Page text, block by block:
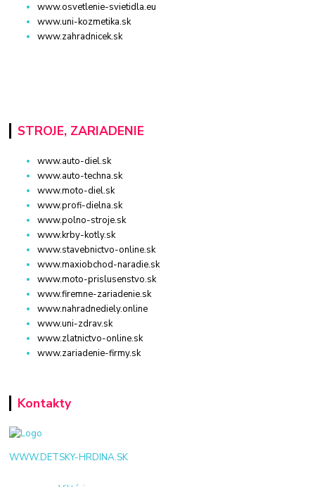
www.osvetlenie-svietidla.eu
www.uni-kozmetika.sk
www.zahradnicek.sk
STROJE, ZARIADENIE
www.auto-diel.sk
www.auto-techna.sk
www.moto-diel.sk
www.profi-dielna.sk
www.polno-stroje.sk
www.krby-kotly.sk
www.stavebnictvo-online.sk
www.maxiobchod-naradie.sk
www.moto-prislusenstvo.sk
www.firemne-zariadenie.sk
www.nahradnediely.online
www.uni-zdrav.sk
www.zlatnictvo-online.sk
www.zariadenie-firmy.sk
Kontakty
WWW.DETSKY-HRDINA.SK